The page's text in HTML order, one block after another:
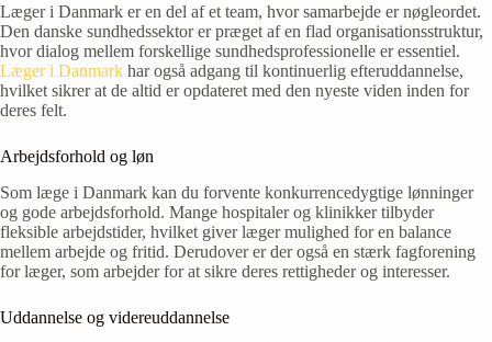
Læger i Danmark er en del af et team, hvor samarbejde er nøgleordet.
Den danske sundhedssektor er præget af en flad organisationsstruktur,
hvor dialog mellem forskellige sundhedsprofessionelle er essentiel.
Læger i Danmark har også adgang til kontinuerlig efteruddannelse,
hvilket sikrer at de altid er opdateret med den nyeste viden inden for
deres felt.
Arbejdsforhold og løn
Som læge i Danmark kan du forvente konkurrencedygtige lønninger
og gode arbejdsforhold. Mange hospitaler og klinikker tilbyder
fleksible arbejdstider, hvilket giver læger mulighed for en balance
mellem arbejde og fritid. Derudover er der også en stærk fagforening
for læger, som arbejder for at sikre deres rettigheder og interesser.
Uddannelse og videreuddannelse